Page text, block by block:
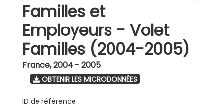
Familles et
Employeurs - Volet
Familles (2004-2005)
France,2004 - 2005
OBTENIR LES MICRODONNÉES
ID de référence